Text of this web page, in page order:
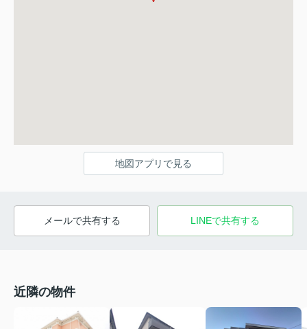
地図アプリで見る
メールで共有する LINEで共有する
近隣の物件